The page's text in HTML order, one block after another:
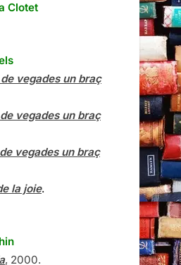
Clotet
de vegades un braç
vegades un braç
vegades un braç
la joie.
, 2000.